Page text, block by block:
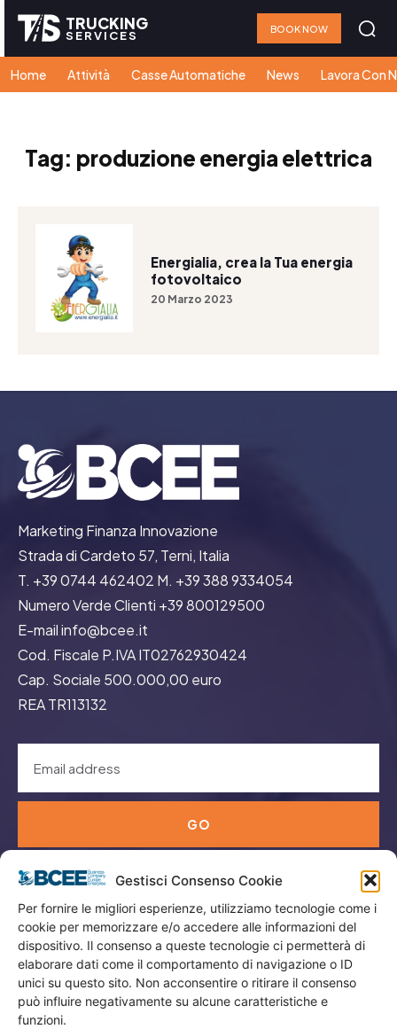
Gestisci Consenso Cookie
Per fornire le migliori esperienze, utilizziamo tecnologie come i
cookie per memorizzare e/o accedere alle informazioni del
dispositivo. Il consenso a queste tecnologie ci permetterà di
elaborare dati come il comportamento di navigazione o ID
unici su questo sito. Non acconsentire o ritirare il consenso
può influire negativamente su alcune caratteristiche e
funzioni.
TRUCKING
SERVICES BOOK NOW
Home Attività Casse Automatiche News Lavora Con
Tag: produzione energia elettrica
Energialia, crea la Tua energia
fotovoltaico
20 Marzo 2023
Marketing Finanza Innovazione
Strada di Cardeto 57, Terni, Italia
T. +39 0744 462402 M. +39 388 9334054
Numero Verde Clienti +39 800129500
E-mail info@bcee.it
Cod. Fiscale P.IVA IT02762930424
Cap. Sociale 500.000,00 euro
REA TR113132
GO
Menù
Privacy
Termini Utilizzo
Iscrizione Newsletter
Cookie Policy (UE)